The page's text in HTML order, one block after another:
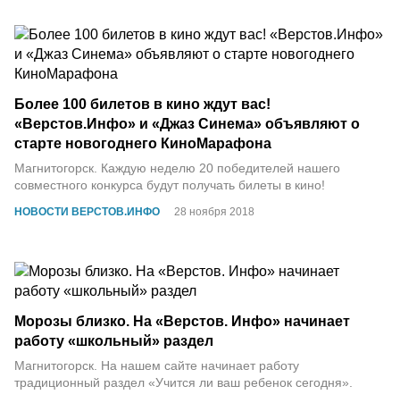
НОВОСТИ ВЕРСТОВ.ИНФО 28 ноября 2018
Более 100 билетов в кино ждут вас!
«Верстов.Инфо» и «Джаз Синема» объявляют о
старте новогоднего КиноМарафона
Магнитогорск. Каждую неделю 20 победителей нашего
совместного конкурса будут получать билеты в кино!
Морозы близко. На «Верстов. Инфо» начинает
работу «школьный» раздел
Магнитогорск. На нашем сайте начинает работу
традиционный раздел «Учится ли ваш ребенок сегодня».